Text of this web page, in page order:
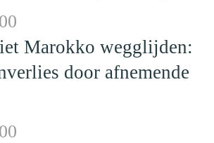
Marokko wegglijden:
door afnemende